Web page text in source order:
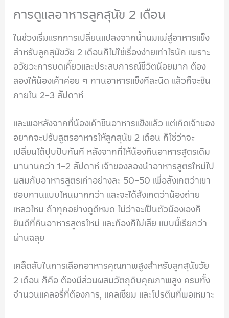
การดูแลอาหารลูกสุนัข 2 เดือน
ในช่วงเริ่มแรกการเปลี่ยนแปลงจากน้ำนมแม่สู่อาหารแข็ง
สำหรับลูกสุนัขวัย 2 เดือนก็ไม่ใช่เรื่องง่ายเท่าไรนัก เพราะ
อวัยวะการบดเคี้ยวและประสบการณ์ชีวิตน้อยมาก ต้อง
ลองให้น้องเค้าค่อย ๆ ทานอาหารแข็งทีละนิด แล้วก็จะชิน
ภายใน 2-3 สัปดาห์
และพอหลังจากที่น้องเค้าชินอาหารแข็งแล้ว แต่เกิดเจ้าของ
อยากจะปรับสูตรอาหารให้ลูกสุนัข 2 เดือน ก็ใช่ว่าจะ
เปลี่ยนได้ปุบปับทันที หลังจากที่ให้น้องกินอาหารสูตรเดิม
มานานกว่า 1-2 สัปดาห์ เจ้าของลองนำอาหารสูตรใหม่ไป
ผสมกับอาหารสูตรเก่าอย่างละ 50-50 เพื่อสังเกตว่าเขา
ชอบทานแบบไหนมากกว่า และจะได้สังเกตว่าน้องถ่าย
เหลวไหม ถ้าทุกอย่างดูดีหมด ไม่ว่าจะเป็นตัวน้องเองก็
ยินดีที่กินอาหารสูตรใหม่ และท้องก็ไม่เสีย แบบนี้เรียกว่า
ผ่านฉลุย
เคล็ดลับในการเลือกอาหารคุณภาพสูงสำหรับลูกสุนัขวัย
2 เดือน ก็คือ ต้องมีส่วนผสมวัตถุดิบคุณภาพสูง ครบทั้ง
จำนวนแคลอรี่ที่ต้องการ, แคลเซียม และโปรตีนที่พอเหมาะ